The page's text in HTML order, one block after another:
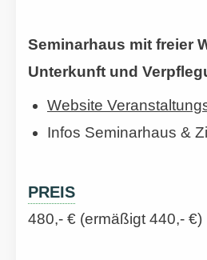
Seminarhaus mit freier
Unterkunft und
Website
Infos Seminarhaus &
PREIS
480,- € (ermäßigt 440,- €)